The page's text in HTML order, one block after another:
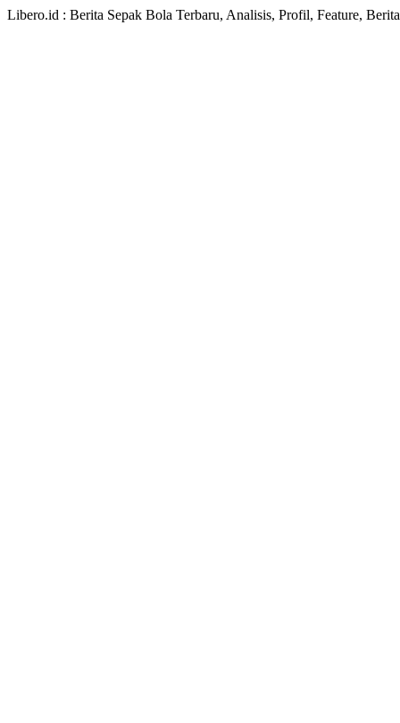
Libero.id : Berita Sepak Bola Terbaru, Analisis, Profil, Feature,